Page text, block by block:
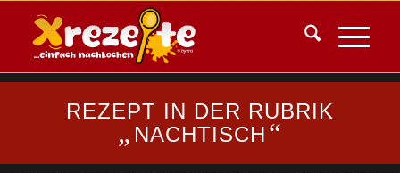
REZEPT IN DER RUBRIK
„ NACHTISCH “